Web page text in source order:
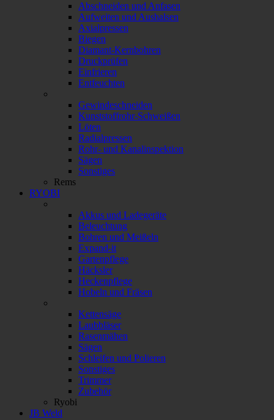
Abschneiden und Anfasen
Aufweiten und Aushalsen
Axialpressen
Biegen
Diamant-Kernbohren
Druckprüfen
Einfrieren
Entfeuchten
Gewindeschneiden
Kunststoffrohr-Schweißen
Löten
Radialpressen
Rohr- und Kanalinspektion
Sägen
Sonstiges
Rems
RYOBI
Akkus und Ladegeräte
Beleuchtung
Bohren und Meißeln
Expand-it
Gartenpflege
Häcksler
Heckenpflege
Hobeln und Fräsen
Kettensäge
Laubbläser
Rasenmähen
Sägen
Schleifen und Polieren
Sonstiges
Trimmer
Zubehör
Ryobi
JB Weld